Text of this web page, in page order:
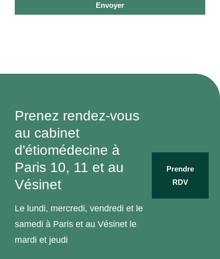
Envoyer
Prenez rendez-vous
au cabinet
d'étiomédecine à
Paris 10, 11 et au
Vésinet
Le lundi, mercredi, vendredi et le
samedi à Paris et au Vésinet le
mardi et jeudi
Prendre
RDV